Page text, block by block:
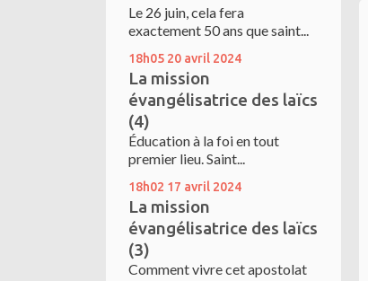
Le 26 juin, cela fera
exactement 50 ans que saint...
18h05 20 avril 2024
La mission
évangélisatrice des laïcs
(4)
Éducation à la foi en tout
premier lieu. Saint...
18h02 17 avril 2024
La mission
évangélisatrice des laïcs
(3)
Comment vivre cet apostolat